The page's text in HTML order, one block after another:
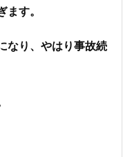
す。
なり、やはり事故続